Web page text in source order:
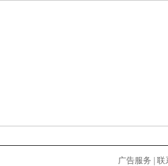
广告服务
联